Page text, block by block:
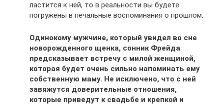
ластится к ней, то в реальности вы будете
погружены в печальные воспоминания о прошлом.
Одинокому мужчине, который увидел во сне
новорожденного щенка, сонник Фрейда
предсказывает встречу с милой женщиной,
которая будет очень сильно напоминать ему
собственную маму. Не исключено, что с ней
завяжутся доверительные отношения,
которые приведут к свадьбе и крепкой и